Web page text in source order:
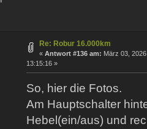
Re: Robur 16.000km
« Antwort #136 am: März 03,
13:15:16 »
So, hier die Fotos.
Am Hauptschalter
Hebel(ein/aus) und